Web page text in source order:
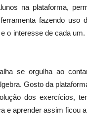
na plataforma,
fazendo uso
o interesse de cada
se orgulha ao
Gosto da
dos exercícios,
e aprender assim ficou